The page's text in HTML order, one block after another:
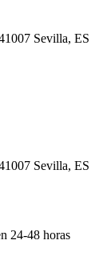
Sevilla, ES
Sevilla, ES
24-48 horas